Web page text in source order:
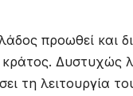
προωθεί και
κράτος. Δυστυχώς
τη λειτουργία